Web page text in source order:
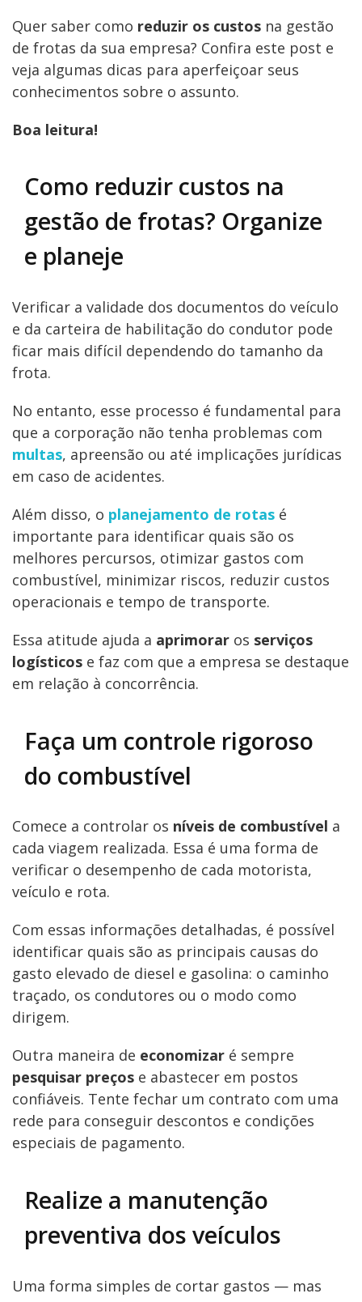
Quer saber como reduzir os custos na gestão
de frotas da sua empresa? Confira este post e
veja algumas dicas para aperfeiçoar seus
conhecimentos sobre o assunto.
Boa leitura!
Como reduzir custos na
gestão de frotas? Organize
e planeje
Verificar a validade dos documentos do veículo
e da carteira de habilitação do condutor pode
ficar mais difícil dependendo do tamanho da
frota.
No entanto, esse processo é fundamental para
que a corporação não tenha problemas com
multas, apreensão ou até implicações jurídicas
em caso de acidentes.
Além disso, o planejamento de rotas é
importante para identificar quais são os
melhores percursos, otimizar gastos com
combustível, minimizar riscos, reduzir custos
operacionais e tempo de transporte.
Essa atitude ajuda a aprimorar os serviços
logísticos e faz com que a empresa se destaque
em relação à concorrência.
Faça um controle rigoroso
do combustível
Comece a controlar os níveis de combustível a
cada viagem realizada. Essa é uma forma de
verificar o desempenho de cada motorista,
veículo e rota.
Com essas informações detalhadas, é possível
identificar quais são as principais causas do
gasto elevado de diesel e gasolina: o caminho
traçado, os condutores ou o modo como
dirigem.
Outra maneira de economizar é sempre
pesquisar preços e abastecer em postos
confiáveis. Tente fechar um contrato com uma
rede para conseguir descontos e condições
especiais de pagamento.
Realize a manutenção
preventiva dos veículos
Uma forma simples de cortar gastos — mas